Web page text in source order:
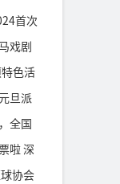
首次
戏剧
色活
旦派
全国
啦 深
协会